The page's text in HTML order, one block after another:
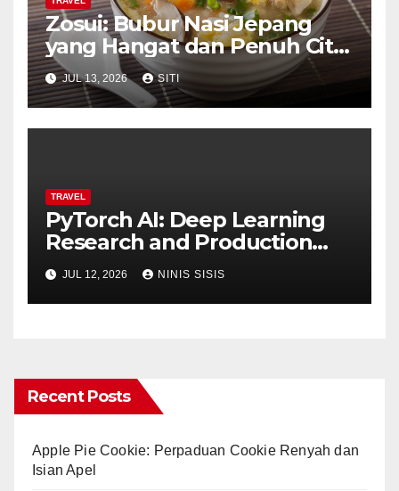
Zosui: Bubur Nasi Jepang
yang Hangat dan Penuh Cita
Rasa
JUL 13, 2026 SITI
TRAVEL
PyTorch AI: Deep Learning
Research and Production
with Facebook’s PyTorch
Framework
JUL 12, 2026 NINIS SISIS
Recent Posts
Apple Pie Cookie: Perpaduan Cookie Renyah dan
Isian Apel